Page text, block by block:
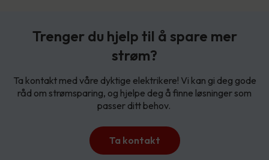
Trenger du hjelp til å spare mer
strøm?
Ta kontakt med våre dyktige elektrikere! Vi kan gi deg gode
råd om strømsparing, og hjelpe deg å finne løsninger som
passer ditt behov.
Ta kontakt